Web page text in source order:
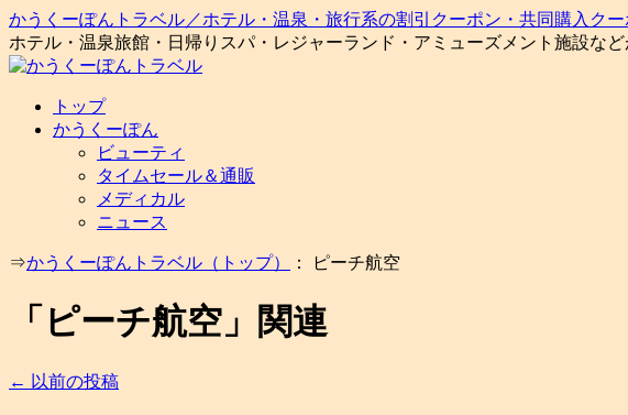
かうくーぽんトラベル／ホテル・温泉・旅行系の割引クーポン・共同購入ク
ホテル・温泉旅館・日帰りスパ・レジャーランド・アミューズメント施設な
キ
トップ
かうくーぽん
ビューティ
タイムセール＆通販
メディカル
ニュース
⇒かうくーぽんトラベル（トップ） ： ピーチ航空
「 ピーチ航空 」関連
← 以前の投稿